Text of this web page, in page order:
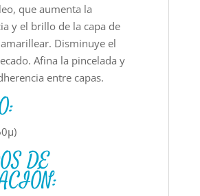
que aumenta la
y el brillo de la capa de
Disminuye el
Afina la pincelada y
entre capas.
DE